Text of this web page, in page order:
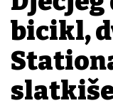
bicikl,